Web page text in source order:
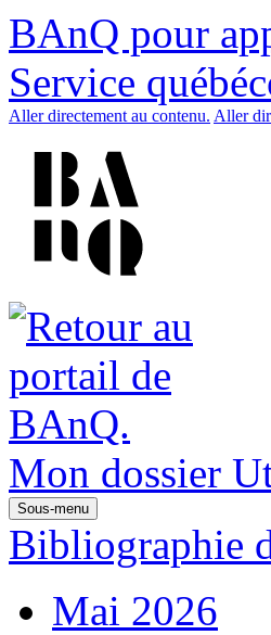
BAnQ pour
Service
Aller directement au contenu. Aller
Mon dossier
Sous-menu
Bibliographie
Mai 2026